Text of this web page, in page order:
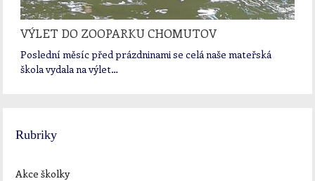
VÝLET DO ZOOPARKU CHOMUTOV
Poslední měsíc před prázdninami se celá naše mateřská
škola vydala na výlet…
Rubriky
Akce školky